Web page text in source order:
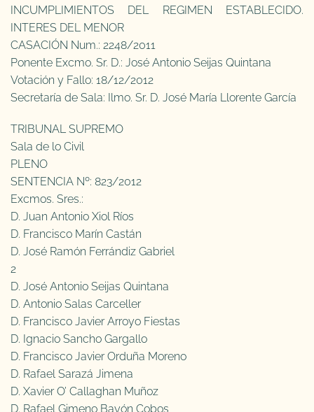
INCUMPLIMIENTOS DEL REGIMEN ESTABLECIDO.
INTERES DEL MENOR
CASACIÓN Num.: 2248/2011
Ponente Excmo. Sr. D.: José Antonio Seijas Quintana
Votación y Fallo: 18/12/2012
Secretaría de Sala: Ilmo. Sr. D. José María Llorente García
TRIBUNAL SUPREMO
Sala de lo Civil
PLENO
SENTENCIA Nº: 823/2012
Excmos. Sres.:
D. Juan Antonio Xiol Ríos
D. Francisco Marín Castán
D. José Ramón Ferrándiz Gabriel
2
D. José Antonio Seijas Quintana
D. Antonio Salas Carceller
D. Francisco Javier Arroyo Fiestas
D. Ignacio Sancho Gargallo
D. Francisco Javier Orduña Moreno
D. Rafael Sarazá Jimena
D. Xavier O’ Callaghan Muñoz
D. Rafael Gimeno Bayón Cobos